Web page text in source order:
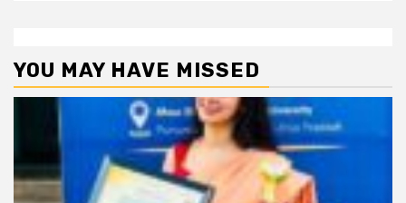
YOU MAY HAVE MISSED